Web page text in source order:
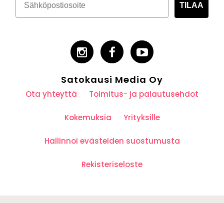
TILAA
Satokausi Media Oy
Ota yhteyttä Toimitus- ja palautusehdot
Kokemuksia Yrityksille
Hallinnoi evästeiden suostumusta
Rekisteriseloste